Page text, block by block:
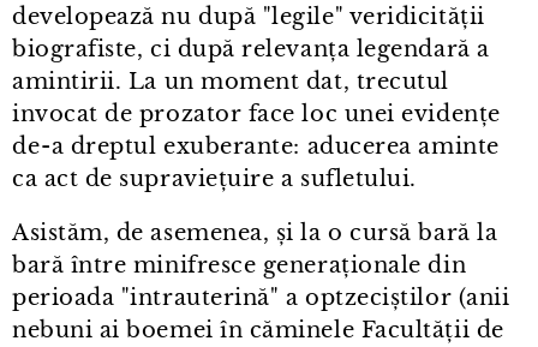
developează nu după "legile" veridicității
biografiste, ci după relevanța legendară a
amintirii. La un moment dat, trecutul
invocat de prozator face loc unei evidențe
de⁠-⁠a dreptul exuberante: aducerea aminte
ca act de supraviețuire a sufletului.
Asistăm, de asemenea, și la o cursă bară la
bară între minifresce generaționale din
perioada "intrauterină" a optzeciștilor (anii
nebuni ai boemei în căminele Facultății de